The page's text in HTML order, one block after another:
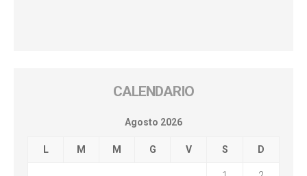
CALENDARIO
Agosto 2026
L M M G V S D